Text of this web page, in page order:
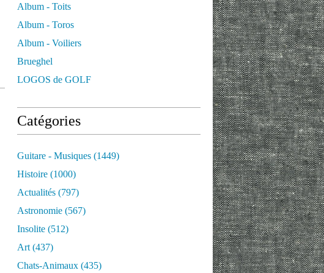
Album - Toits
Album - Toros
Album - Voiliers
Brueghel
LOGOS de GOLF
Catégories
Guitare - Musiques (1449)
Histoire (1000)
Actualités (797)
Astronomie (567)
Insolite (512)
Art (437)
Chats-Animaux (435)